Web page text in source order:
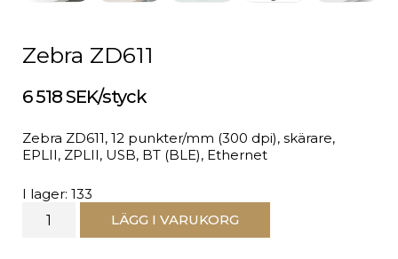
Zebra ZD611
6 518 SEK/styck
Zebra ZD611, 12 punkter/mm (300 dpi), skärare,
EPLII, ZPLII, USB, BT (BLE), Ethernet
I lager: 133
LÄGG I VARUKORG